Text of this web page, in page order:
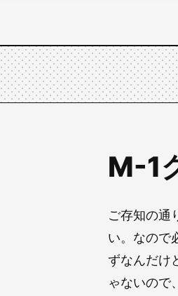
M-1
ご存知の通
い。なので
ずなんだけ
ゃないので